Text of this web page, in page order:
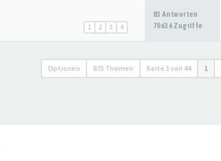
1 2 3 4
83 Antworten
70636 Zugriffe
Optionen 875 Themen Seite 1von 44 1